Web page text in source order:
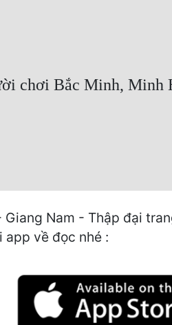
chơi Bắc Minh, Minh
Nam - Thập đại
về đọc nhé :